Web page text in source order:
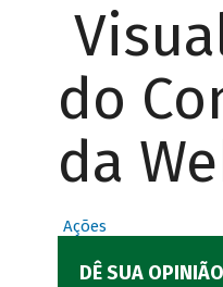
do
da
Ações
DÊ SUA OPINIÃO